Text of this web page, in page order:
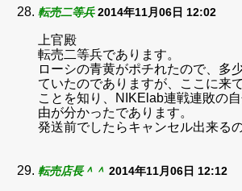
転売二等兵 2014年11月06日 12:02
上官殿
転売二等兵であります。
ローシの青黄がポチれたので、多
ていたのでありますが、ここに来
ことを知り、NIKElab連戦連敗の
由が分かったであります。
発送前でしたらキャンセル出来る
転売店長＾＾ 2014年11月06日 12:12